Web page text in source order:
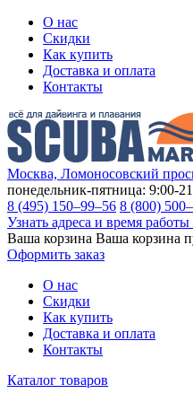
О нас
Скидки
Как купить
Доставка и оплата
Контакты
Москва, Ломоносовский
понедельник-пятница: 9:00-
8 (495) 150–99–56 8 (800)
Узнать адреса и время работы
Ваша корзина Ваша корзина
Оформить заказ
О нас
Скидки
Как купить
Доставка и оплата
Контакты
Каталог товаров